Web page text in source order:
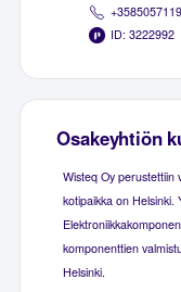
ID: 3222992
Osakeyhtiön
Wisteq Oy perustettiin
kotipaikka on Helsinki.
komponenttien
Helsinki.